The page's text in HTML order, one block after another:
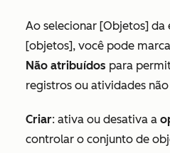
Ao selecionar [Objetos] da
[objetos], você pode
Não atribuídos para
registros ou atividades
Criar: ativa ou desativa a
controlar o conjunto de